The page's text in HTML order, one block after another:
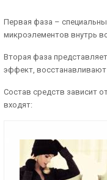
Первая фаза –
микроэлементов внутрь
Вторая фаза
эффект,
Состав средств зависит
входят: